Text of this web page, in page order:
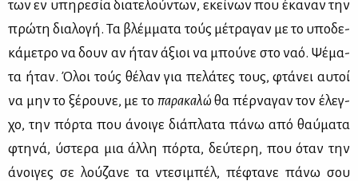
των εν υπη­ρε­σία δια­τε­λού­ντων, εκεί­νων που έκα­ναν την
πρώ­τη δια­λο­γή. Τα βλέμ­μα­τα τούς μέ­τρα­γαν με το υπο­δε­
κά­με­τρο να δουν αν ήταν άξιοι να μπού­νε στο ναό. Ψέ­μα­
τα ήταν. Όλοι τούς θέ­λαν για πε­λά­τες τους, φτά­νει αυ­τοί
να μην το ξέ­ρου­νε, με το πα­ρα­καλώ θα πέρ­να­γαν τον έλεγ­
χο, την πόρ­τα που άνοι­γε διά­πλα­τα πά­νω από θαύ­μα­τα
φτη­νά, ύστε­ρα μια άλ­λη πόρ­τα, δεύ­τε­ρη, που όταν την
άνοι­γες σε λού­ζα­νε τα ντε­σι­μπέλ, πέ­φτα­νε πά­νω σου